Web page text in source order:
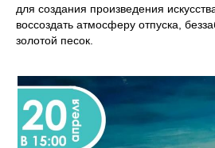
для создания произведения
воссоздать атмосферу отпуска,
золотой песок.